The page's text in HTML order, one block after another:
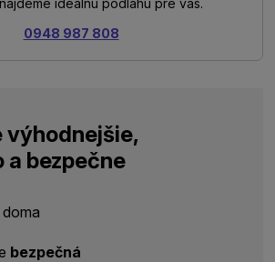
ideálnu podlahu pre vás.
0948 987 808
výhodnejšie,
bezpečne
bezpečná